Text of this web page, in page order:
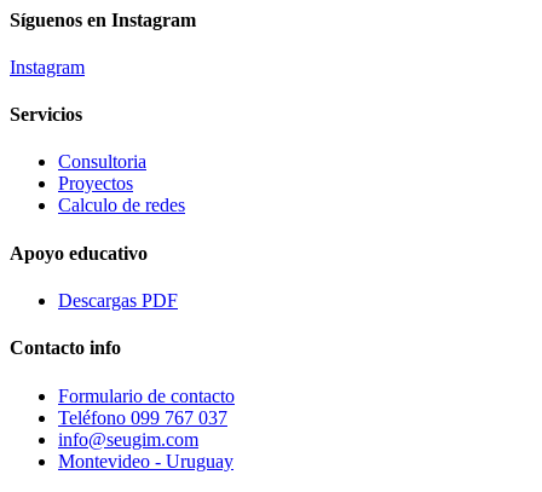
Síguenos en Instagram
Instagram
Servicios
Consultoria
Proyectos
Calculo de redes
Apoyo educativo
Descargas PDF
Contacto info
Formulario de contacto
Teléfono 099 767 037
info@seugim.com
Montevideo - Uruguay